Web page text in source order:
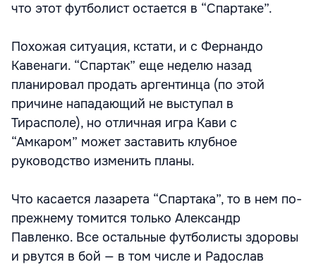
что этот футболист остается в “Спартаке”.
Похожая ситуация, кстати, и с Фернандо
Кавенаги. “Спартак” еще неделю назад
планировал продать аргентинца (по этой
причине нападающий не выступал в
Тирасполе), но отличная игра Кави с
“Амкаром” может заставить клубное
руководство изменить планы.
Что касается лазарета “Спартака”, то в нем по-
прежнему томится только Александр
Павленко. Все остальные футболисты здоровы
и рвутся в бой — в том числе и Радослав